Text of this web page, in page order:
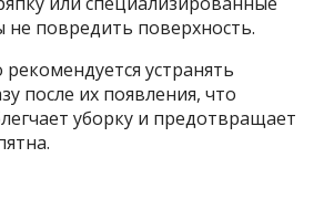
не повредить поверхность.
устранять
после их появления, что
уборку и предотвращает